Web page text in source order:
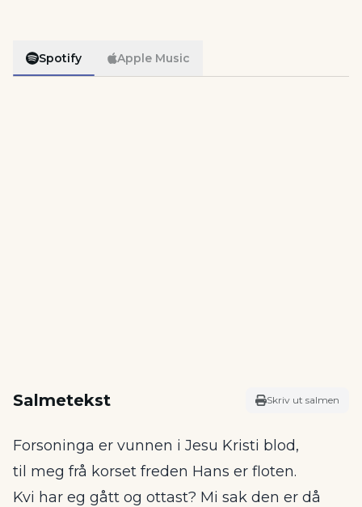
Spotify Apple Music
Salmetekst Skriv ut salmen
Forsoninga er vunnen i Jesu Kristi blod,
til meg frå korset freden Hans er floten.
Kvi har eg gått og ottast? Mi sak den er då